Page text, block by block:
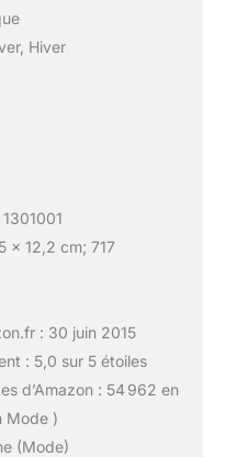
Hiver
x 12,2 cm; 717
: 30 juin 2015
: 5,0 sur 5 étoiles
d’Amazon : 54 962 en
Mode )
(Mode)